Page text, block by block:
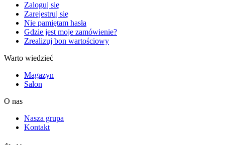
Zaloguj się
Zarejestruj się
Nie pamiętam hasła
Gdzie jest moje zamówienie?
Zrealizuj bon wartościowy
Warto wiedzieć
Magazyn
Salon
O nas
Nasza grupa
Kontakt